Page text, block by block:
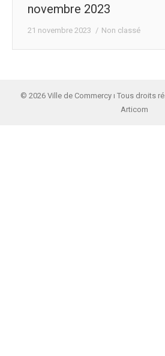
novembre 2023
21 novembre 2023 Non classé
© 2026 Ville de Commercy ı Tous droits
Articom